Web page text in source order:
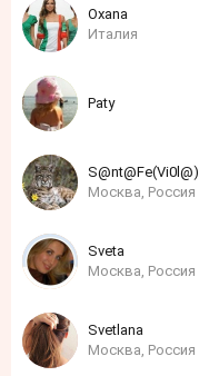
Oxana
Италия
Paty
S@nt@Fe(Vi0l@)
Москва, Россия
Sveta
Москва, Россия
Svetlana
Москва, Россия